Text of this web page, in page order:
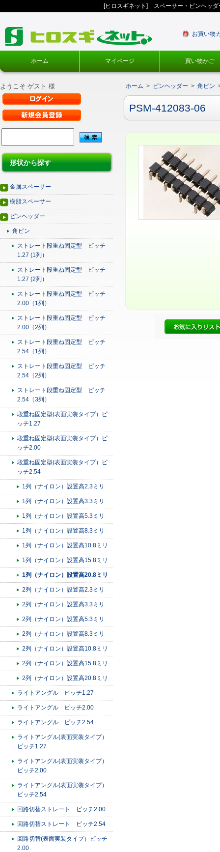
[ヒロスギネット] スペーサー・ピンヘッ
お買い物
ホーム マイページ 買い物かご
ようこそ ゲスト 様
形状から探す
金属スペーサー
樹脂スペーサー
ピンヘッダー
角ピン
ストレート段重ね固定型 ピッチ
1.27 (1列）
ストレート段重ね固定型 ピッチ
1.27 (2列）
ストレート段重ね固定型 ピッチ
2.00（1列）
ストレート段重ね固定型 ピッチ
2.00（2列）
ストレート段重ね固定型 ピッチ
2.54（1列）
ストレート段重ね固定型 ピッチ
2.54（2列）
ストレート段重ね固定型 ピッチ
2.54（3列）
段重ね固定型(表面実装タイプ）ピ
ッチ1.27
段重ね固定型(表面実装タイプ）ピ
ッチ2.00
段重ね固定型(表面実装タイプ）ピ
ッチ2.54
1列（ナイロン）設置高2.3ミリ
1列（ナイロン）設置高3.3ミリ
1列（ナイロン）設置高5.3ミリ
1列（ナイロン）設置高8.3ミリ
1列（ナイロン）設置高10.8ミリ
1列（ナイロン）設置高15.8ミリ
1列（ナイロン）設置高20.8ミリ
2列（ナイロン）設置高2.3ミリ
2列（ナイロン）設置高3.3ミリ
2列（ナイロン）設置高5.3ミリ
2列（ナイロン）設置高8.3ミリ
2列（ナイロン）設置高10.8ミリ
2列（ナイロン）設置高15.8ミリ
2列（ナイロン）設置高20.8ミリ
ライトアングル ピッチ1.27
ライトアングル ピッチ2.00
ライトアングル ピッチ2.54
ライトアングル(表面実装タイプ）
ピッチ1.27
ライトアングル(表面実装タイプ）
ピッチ2.00
ライトアングル(表面実装タイプ）
ピッチ2.54
回路切替ストレート ピッチ2.00
回路切替ストレート ピッチ2.54
回路切替(表面実装タイプ）ピッチ
2.00
ホーム > ピンヘッダー > 角ピン
PSM-412083-06